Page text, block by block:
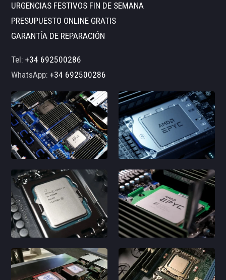
URGENCIAS FESTIVOS FIN DE SEMANA
PRESUPUESTO ONLINE GRATIS
GARANTÍA DE REPARACIÓN
Tel:+34 692500286
WhatsApp:+34 692500286